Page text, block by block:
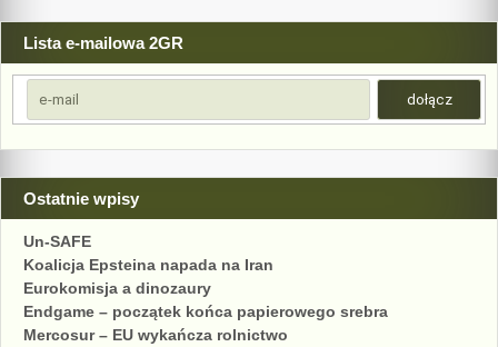
Lista e-mailowa 2GR
Ostatnie wpisy
Un-SAFE
Koalicja Epsteina napada na Iran
Eurokomisja a dinozaury
Endgame – początek końca papierowego srebra
Mercosur – EU wykańcza rolnictwo